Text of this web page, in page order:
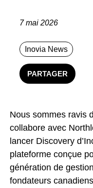
7 mai 2026
Inovia News
PARTAGER
Nous sommes ravis
collabore avec
lancer Discovery
plateforme conçue
génération de
fondateurs